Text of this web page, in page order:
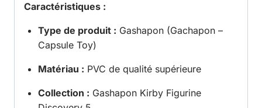
Caractéristiques :
Type de produit : Gashapon (Gachapon –
Capsule Toy)
Matériau : PVC de qualité supérieure
Collection : Gashapon Kirby Figurine